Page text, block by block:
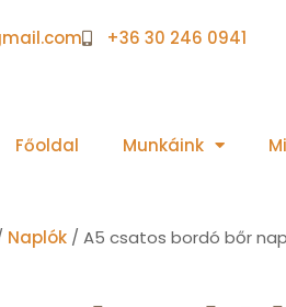
+36 30 246 0941
Főoldal Munkáink
Naplók / A5 csatos bordó bőr